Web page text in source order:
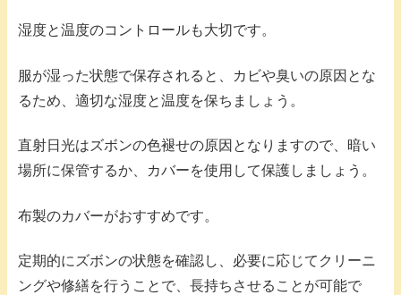
湿度と温度のコントロールも大切です。
服が湿った状態で保存されると、カビや臭いの原因とな
るため、適切な湿度と温度を保ちましょう。
直射日光はズボンの色褪せの原因となりますので、暗い
場所に保管するか、カバーを使用して保護しましょう。
布製のカバーがおすすめです。
定期的にズボンの状態を確認し、必要に応じてクリーニ
ングや修繕を行うことで、長持ちさせることが可能で